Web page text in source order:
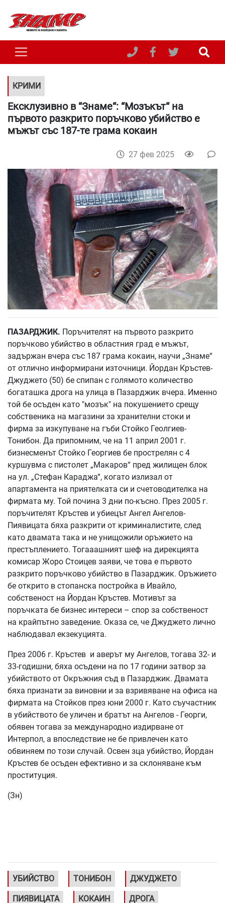
КРИМИ
Ексклузивно в “Знаме“: “Мозъкът“ на
първото разкрито поръчково убийство е
мъжът със 187-те грама кокаин
27 фев 2025
ПАЗАРДЖИК. Поръчителят на първото разкрито
поръчково убийство в областния град е мъжът,
задържан вчера със 187 грама кокаин, научи „Знаме“
от отлично информирани източници. Йордан Кръстев-
Джуджето (50) бе спипан с голямото количество
богаташка дрога на улица в Пазарджик вчера. Именно
той бе осъден като "мозък" на покушението срещу
собственика на магазини за хранителни стоки и
фирма за изкупуване на гъби Стойко Геолгиев-
Тонибон. Да припомним, че на 11 април 2001 г.
бизнесменът Стойко Георгиев бе прострелян с 4
куршувма с пистолет „Макаров“ пред жилищен блок
на ул. „Стефан Караджа“, когато излизал от
апартамента на приятелката си и счетоводителка на
фирмата му. Той почина 3 дни по-късно. През 2005 г.
поръчителят Кръстев и убиецът Ангел Ангелов-
Пиявицата бяха разкрити от криминалистите, след
като двамата така и не унищожили оръжието на
престъплението. Тогааашният шеф на дирекцията
комисар Жоро Стоицев заяви, че това е първото
разкрито поръчково убийство в Пазарджик. Оръжието
бе открито в стопанска постройка в Ивайло,
собственост на Йордан Кръстев. Мотивът за
поръчката бе бизнес интереси – спор за собственост
на крайпътно заведение. Оказа се, че Джуджето лично
наблюдавал екзекуцията.
През 2006 г. Кръстев и аверът му Ангелов, тогава 32- и
33-годишни, бяха осъдени на по 17 години затвор за
убийството от Окръжния съд в Пазарджик. Двамата
бяха признати за виновни и за взривяване на офиса на
фирмата на Стойков през юни 2000 г. Като съучастник
в убийството бе уличен и братът на Ангелов - Георги,
обявен тогава за международно издирване от
Интерпол, а впоследствие не бе привлечен като
обвиняем по този случай. Освен зца убийство, Йордан
Кръстев бе осъден ефективно и за склоняване към
проституция.
(Зн)
УБИЙСТВО ТОНИБОН ДЖУДЖЕТО
ПИЯВИЦАТА КОКАИН ДРОГА